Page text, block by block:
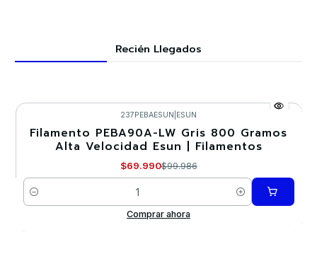
Recién Llegados
-30%
237PEBAESUN ESUN
Filamento PEBA90A-LW Gris 800 Gramos
Alta Velocidad Esun | Filamentos
$69.990$99.986
Cantidad
Comprar ahora